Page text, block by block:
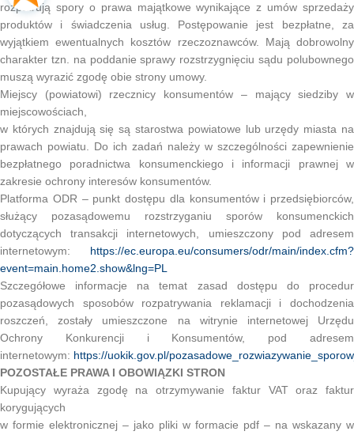
rozpatrują spory o prawa majątkowe wynikające z umów sprzedaży
produktów i świadczenia usług. Postępowanie jest bezpłatne, za
wyjątkiem ewentualnych kosztów rzeczoznawców. Mają dobrowolny
charakter tzn. na poddanie sprawy rozstrzygnięciu sądu polubownego
muszą wyrazić zgodę obie strony umowy.
Miejscy (powiatowi) rzecznicy konsumentów – mający siedziby w
miejscowościach,
w których znajdują się są starostwa powiatowe lub urzędy miasta na
prawach powiatu. Do ich zadań należy w szczególności zapewnienie
bezpłatnego poradnictwa konsumenckiego i informacji prawnej w
zakresie ochrony interesów konsumentów.
Platforma ODR – punkt dostępu dla konsumentów i przedsiębiorców,
służący pozasądowemu rozstrzyganiu sporów konsumenckich
dotyczących transakcji internetowych, umieszczony pod adresem
internetowym: https://ec.europa.eu/consumers/odr/main/index.cfm?
event=main.home2.show&lng=PL
Szczegółowe informacje na temat zasad dostępu do procedur
pozasądowych sposobów rozpatrywania reklamacji i dochodzenia
roszczeń, zostały umieszczone na witrynie internetowej Urzędu
Ochrony Konkurencji i Konsumentów, pod adresem
internetowym: https://uokik.gov.pl/
POZOSTAŁE PRAWA I OBOWIĄZKI STRON
Kupujący wyraża zgodę na otrzymywanie faktur VAT oraz faktur
korygujących
w formie elektronicznej – jako pliki w formacie pdf – na wskazany w